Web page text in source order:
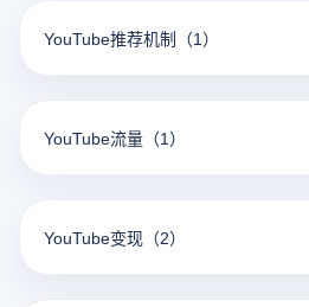
YouTube推荐机制 （1）
YouTube流量 （1）
YouTube变现 （2）